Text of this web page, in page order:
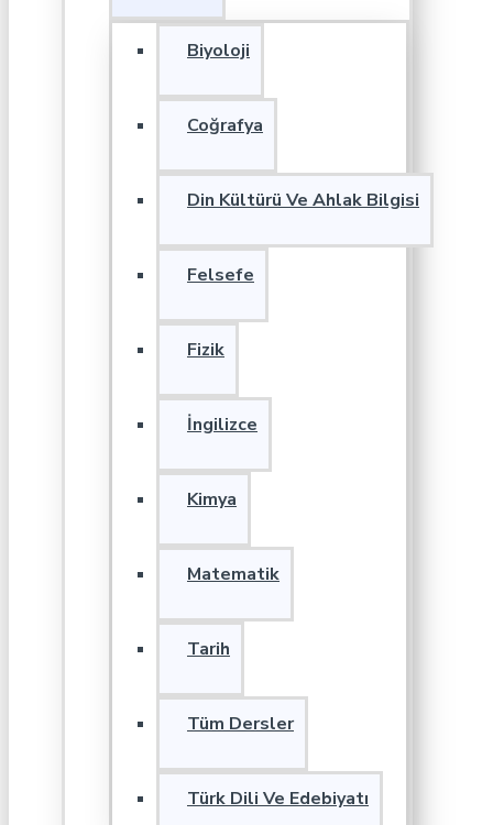
Biyoloji
Coğrafya
Din Kültürü Ve Ahlak Bilgisi
Felsefe
Fizik
İngilizce
Kimya
Matematik
Tarih
Tüm Dersler
Türk Dili Ve Edebiyatı